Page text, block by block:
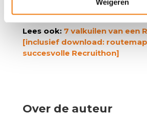
Weigeren
boodschap naar je doelgroep.
Lees ook: 7 valkuilen van een
[inclusief download:
succesvolle Recruithon]
Over de auteur